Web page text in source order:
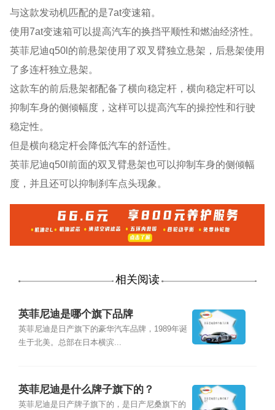
与这款发动机匹配的是7at变速箱。
使用7at变速箱可以提高汽车的换挡平顺性和燃油经济性。
英菲尼迪q50l的前悬架使用了双叉臂独立悬架，后悬架使用
了多连杆独立悬架。
这款车的前后悬架都配备了横向稳定杆，横向稳定杆可以
抑制车身的侧倾幅度，这样可以提高汽车的操控性和行驶
稳定性。
但是横向稳定杆会降低汽车的舒适性。
英菲尼迪q50l前面的双叉臂悬架也可以抑制车身的侧倾幅
度，并且还可以抑制刹车点头现象。
相关阅读
英菲尼迪是哪个旗下品牌
英菲尼迪是日产旗下的豪华汽车品牌，1989年诞
生于北美。总部在日本横滨...
英菲尼迪是什么牌子旗下的？
英菲尼迪是日产牌子旗下的，是日产尼桑旗下的